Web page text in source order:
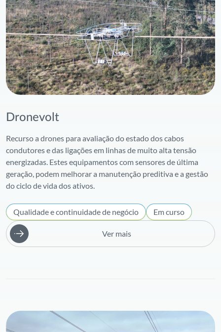
Drone
Fibra ótica
Dronevolt
Recurso a drones para avaliação do estado dos cabos
condutores e das ligações em linhas de muito alta tensão
energizadas. Estes equipamentos com sensores de última
geração, podem melhorar a manutenção preditiva e a gestão
do ciclo de vida dos ativos.
Qualidade e continuidade de negócio Em curso
Ver mais